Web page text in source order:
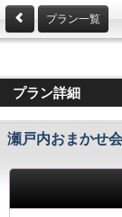
プラン一覧
プラン詳細
瀬戸内おまかせ